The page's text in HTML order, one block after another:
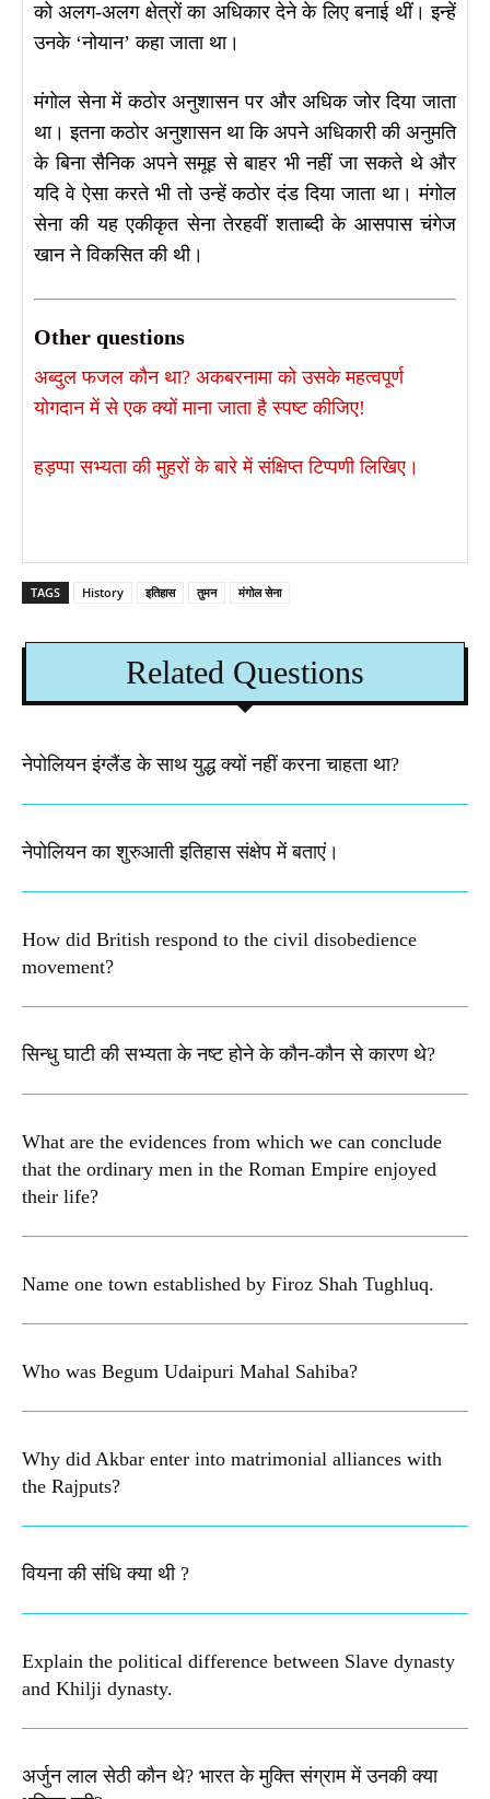
को अलग-अलग क्षेत्रों का अधिकार देने के लिए बनाई थीं। इन्हें
उनके ‘नोयान’ कहा जाता था।
मंगोल सेना में कठोर अनुशासन पर और अधिक जोर दिया जाता
था। इतना कठोर अनुशासन था कि अपने अधिकारी की अनुमति
के बिना सैनिक अपने समूह से बाहर भी नहीं जा सकते थे और
यदि वे ऐसा करते भी तो उन्हें कठोर दंड दिया जाता था। मंगोल
सेना की यह एकीकृत सेना तेरहवीं शताब्दी के आसपास चंगेज
खान ने विकसित की थी।
Other questions
अब्दुल फजल कौन था? अकबरनामा को उसके महत्वपूर्ण
योगदान में से एक क्यों माना जाता है स्पष्ट कीजिए!
हड़प्पा सभ्यता की मुहरों के बारे में संक्षिप्त टिप्पणी लिखिए।
TAGS History इतिहास तुमन मंगोल सेना
Related Questions
नेपोलियन इंग्लैंड के साथ युद्ध क्यों नहीं करना चाहता था​?
नेपोलियन का शुरुआती इतिहास संक्षेप में बताएं।
How did British respond to the civil disobedience
movement?
सिन्धु घाटी की सभ्यता के नष्ट होने के कौन-कौन से कारण थे?
What are the evidences from which we can conclude
that the ordinary men in the Roman Empire enjoyed
their life?
Name one town established by Firoz Shah Tughluq.
Who was Begum Udaipuri Mahal Sahiba?
Why did Akbar enter into matrimonial alliances with
the Rajputs?
वियना की संधि क्या थी ?
Explain the political difference between Slave dynasty
and Khilji dynasty.
अर्जुन लाल सेठी कौन थे? भारत के मुक्ति संग्राम में उनकी क्या